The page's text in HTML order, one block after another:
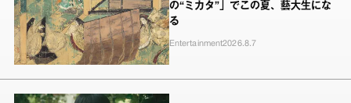
の“ミカタ”」でこの夏、藝大生にな
る
Entertainment2026.8.7